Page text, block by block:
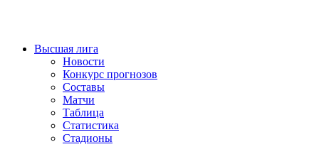
Высшая лига
Новости
Конкурс прогнозов
Составы
Матчи
Таблица
Статистика
Стадионы